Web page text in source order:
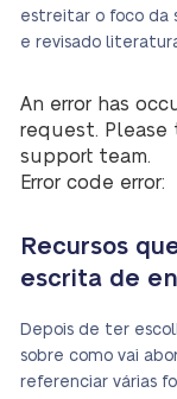
estreitar o foco da
e revisado
An error has
request.
support team.
Error code error:
Recursos
escrita de
Depois de ter
sobre como vai
referenciar várias